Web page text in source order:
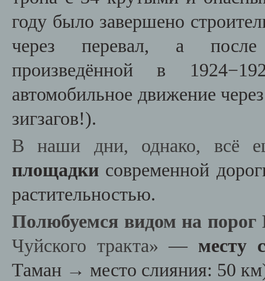
году было завершено
через перевал, а после
произведённой в
автомобильное движение
зигзагов!).
В наши дни, однако, всё
площадки современной
растительностью.
Полюбуемся видом на
Чуйского тракта» —месту
Таман → место слияния: 50